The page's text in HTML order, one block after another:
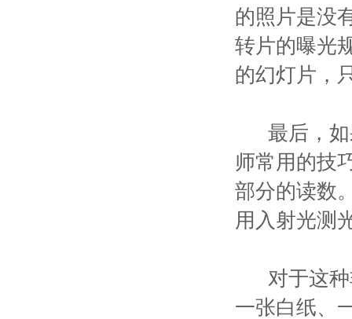
的照片是没
转片的曝光
的幻灯片，
最后，如
师常用的技
部分的读数
用入射光测
对于这种
一张白纸、